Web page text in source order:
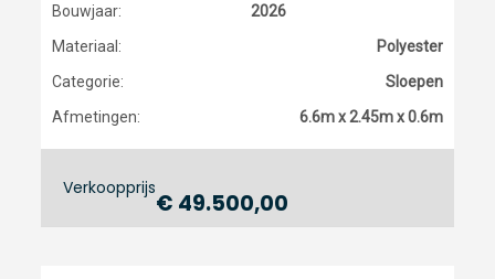
Bouwjaar:
2026
Materiaal:
Polyester
Categorie:
Sloepen
Afmetingen:
6.6m x 2.45m x 0.6m
Verkoopprijs
€ 49.500,00